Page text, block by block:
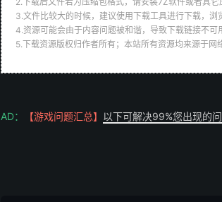
3.文件比较大的时候，建议使用下载工具进行下载，
4.资源可能会由于内容问题被和谐，导致下载链接不
5.下载资源版权归作者所有；本站所有资源均来源于网
AD： 【游戏问题汇总】 以下可解决99%您出现的